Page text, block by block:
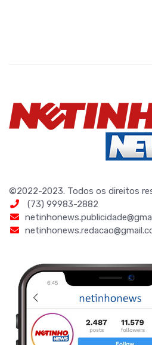
©2022-2023. Todos os direitos
(73) 99983-2882